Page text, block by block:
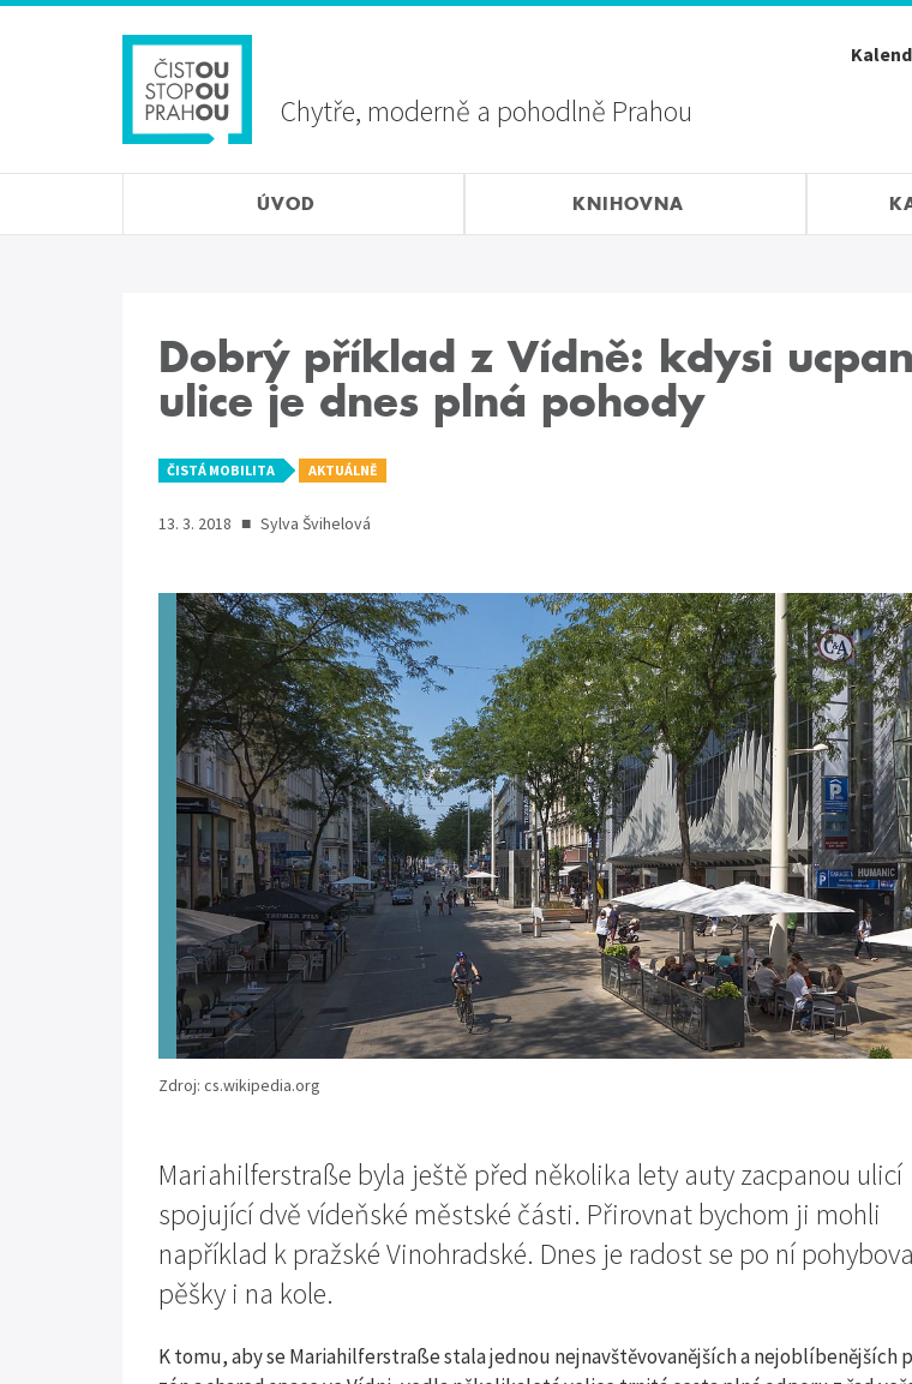
Chytře, moderně a pohodlně Prahou
menu
ÚVOD KNIHOVNA
Dobrý příklad z Vídně: kdysi
ulice je dnes plná pohody
ČISTÁ MOBILITA AKTUÁLNĚ
13. 3. 2018 ■ Sylva Švihelová
Zdroj: cs.wikipedia.org
Mariahilferstraße byla ještě před několika lety auty zacpanou ulicí
spojující dvě vídeňské městské části. Přirovnat bychom ji mohli
například k pražské Vinohradské. Dnes je radost se po ní
pěšky i na kole.
K tomu, aby se Mariahilferstraße stala jednou nejnavštěvovanějších a nejoblíbenějších